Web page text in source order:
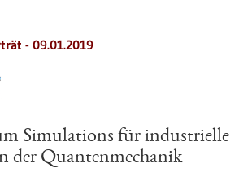
- 09.01.2019
Simulations für industrielle
der Quantenmechanik